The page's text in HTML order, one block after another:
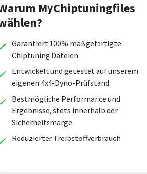
MyChiptuningfiles
Garantiert 100% maßgefertigte
Chiptuning Dateien
Entwickelt und getestet auf unserem
eigenen 4x4-Dyno-Prüfstand
Bestmögliche Performance und
Ergebnisse, stets innerhalb der
Sicherheitsmarge
Reduzierter Treibstoffverbrauch